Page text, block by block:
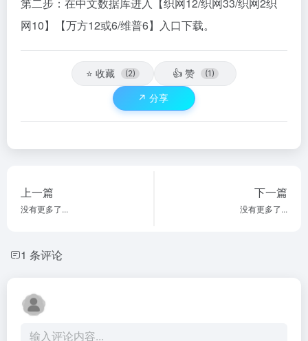
第二步：在中文数据库进入【织网12/织网33/织网2织
网10】【万方12或6/维普6】入口下载。
⭐ 收藏 (2) 👍 赞 (1)
↗️ 分享
上一篇
没有更多了...
下一篇
没有更多了...
1 条评论